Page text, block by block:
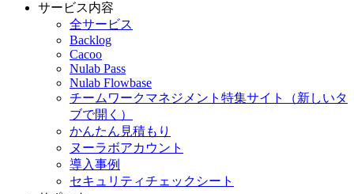
サービス内容
全サービス
Backlog
Cacoo
Nulab Pass
Nulab Flowbase
チームワークマネジメント特集サイト
（新しいタ
ブで開く）
かんたん見積もり
ヌーラボアカウント
導入事例
セキュリティチェックシート